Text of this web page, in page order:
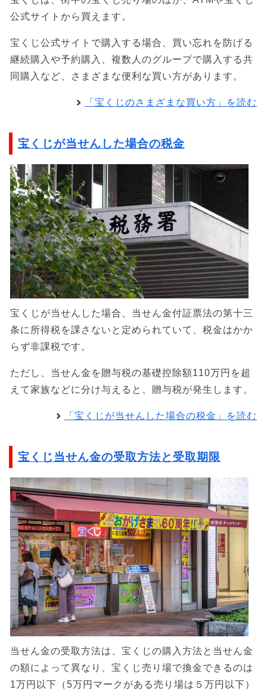
公式サイトから買えます。
宝くじ公式サイトで購入する場合、買い忘れを防げる
継続購入や予約購入、複数人のグループで購入する共
同購入など、さまざまな便利な買い方があります。
「宝くじのさまざまな買い方」を読む
宝くじが当せんした場合の税金
宝くじが当せんした場合、当せん金付証票法の第十三
条に所得税を課さないと定められていて、税金はかか
らず非課税です。
ただし、当せん金を贈与税の基礎控除額110万円を超
えて家族などに分け与えると、贈与税が発生します。
「宝くじが当せんした場合の税金」を読む
宝くじ当せん金の受取方法と受取期限
当せん金の受取方法は、宝くじの購入方法と当せん金
の額によって異なり、宝くじ売り場で換金できるのは
1万円以下（5万円マークがある売り場は５万円以下）